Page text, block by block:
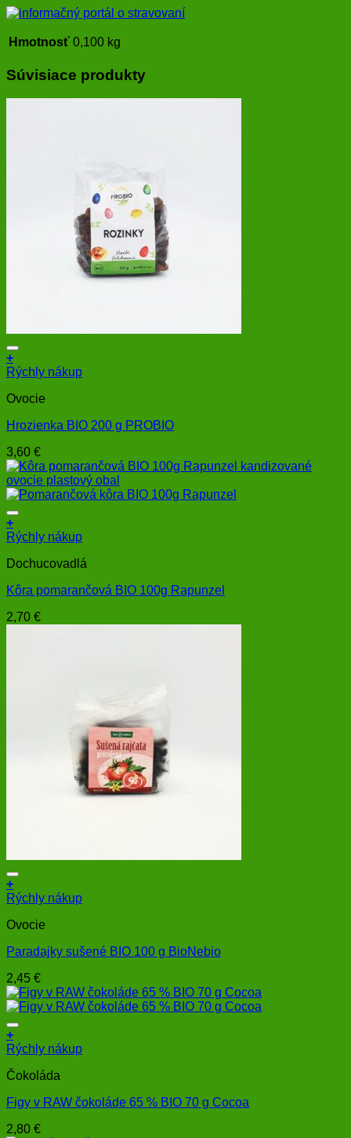
Hmotnosť 0,100 kg
Súvisiace produkty
+
Rýchly nákup
Ovocie
Hrozienka BIO 200 g PROBIO
3,60 €
+
Rýchly nákup
Dochucovadlá
Kôra pomarančová BIO 100g Rapunzel
2,70 €
+
Rýchly nákup
Ovocie
Paradajky sušené BIO 100 g BioNebio
2,45 €
+
Rýchly nákup
Čokoláda
Figy v RAW čokoláde 65 % BIO 70 g Cocoa
2,80 €